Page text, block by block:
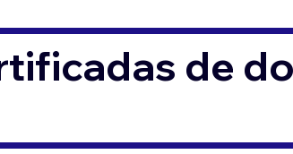
de